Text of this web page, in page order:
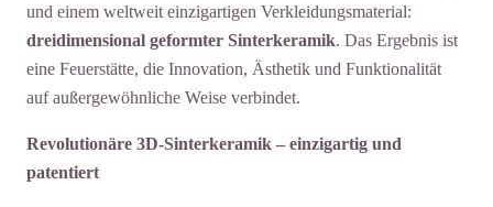
und einem weltweit einzigartigen Verkleidungsmaterial:
dreidimensional geformter Sinterkeramik. Das Ergebnis ist
eine Feuerstätte, die Innovation, Ästhetik und Funktionalität
auf außergewöhnliche Weise verbindet.
Revolutionäre 3D-Sinterkeramik – einzigartig und
patentiert